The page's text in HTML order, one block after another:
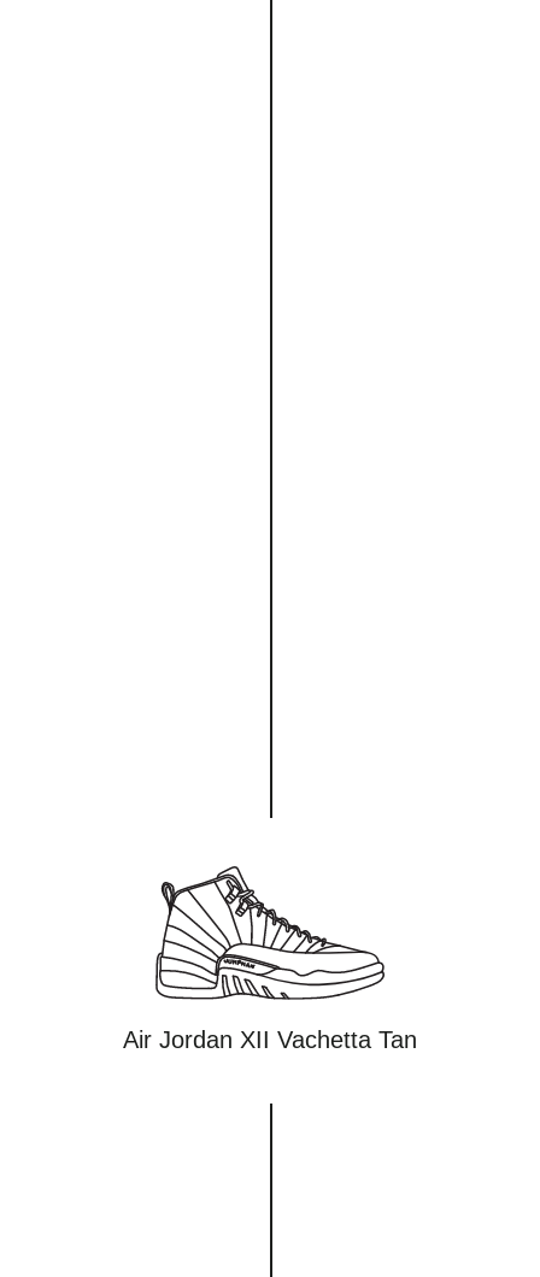
Air Jordan XII Vachetta Tan